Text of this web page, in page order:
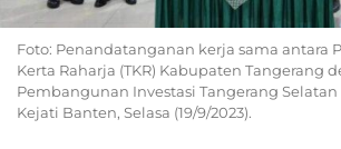
Foto: Penandatanganan kerja sama antara
Kerta Raharja (TKR) Kabupaten Tangerang
Pembangunan Investasi Tangerang Selatan
Kejati Banten, Selasa (19/9/2023).